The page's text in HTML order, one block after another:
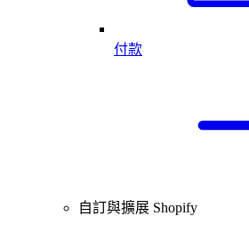
付款
自訂與擴展 Shopify